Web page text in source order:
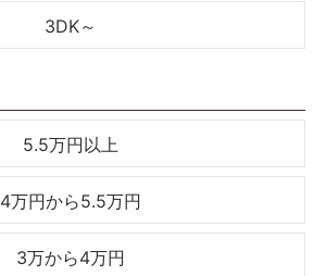
3DK～
5.5万円以上
4万円から5.5万円
3万から4万円